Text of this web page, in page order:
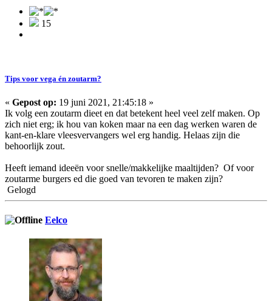
15
Tips voor vega én zoutarm?
« Gepost op: 19 juni 2021, 21:45:18 »
Ik volg een zoutarm dieet en dat betekent heel veel zelf maken. Op
zich niet erg; ik hou van koken maar na een dag werken waren de
kant-en-klare vleesvervangers wel erg handig. Helaas zijn die
behoorlijk zout.
Heeft iemand ideeën voor snelle/makkelijke maaltijden? Of voor
zoutarme burgers ed die goed van tevoren te maken zijn?
Gelogd
Eelco